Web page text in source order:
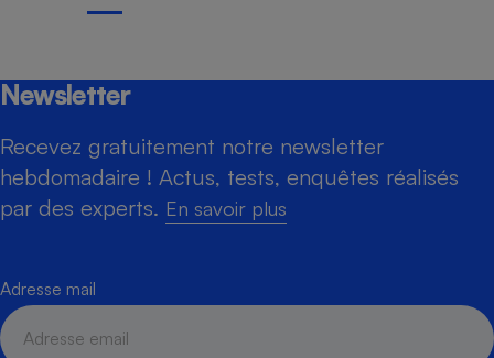
Newsletter
Recevez gratuitement notre newsletter
hebdomadaire ! Actus, tests, enquêtes réalisés
par des experts. En savoir plus
Adresse mail